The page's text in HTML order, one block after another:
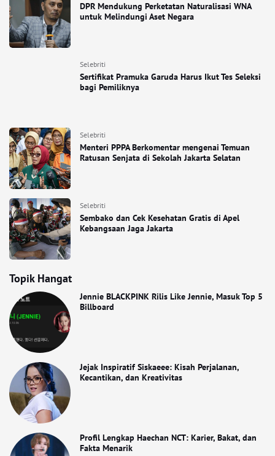
DPR Mendukung Perketatan Naturalisasi WNA
untuk Melindungi Aset Negara
Selebriti
Sertifikat Pramuka Garuda Harus Ikut Tes Seleksi
bagi Pemiliknya
Selebriti
Menteri PPPA Berkomentar mengenai Temuan
Ratusan Senjata di Sekolah Jakarta Selatan
Selebriti
Sembako dan Cek Kesehatan Gratis di Apel
Kebangsaan Jaga Jakarta
Topik Hangat
Jennie BLACKPINK Rilis Like Jennie, Masuk Top 5
Billboard
Jejak Inspiratif Siskaeee: Kisah Perjalanan,
Kecantikan, dan Kreativitas
Profil Lengkap Haechan NCT: Karier, Bakat, dan
Fakta Menarik